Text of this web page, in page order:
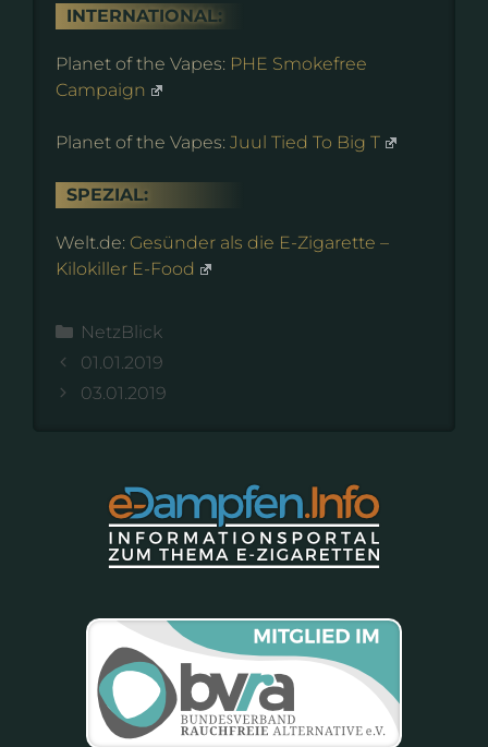
INTERNATIONAL:
Planet of the Vapes: PHE Smokefree
Campaign
Planet of the Vapes: Juul Tied To Big T
SPEZIAL:
Welt.de: Gesünder als die E-Zigarette –
Kilokiller E-Food
Kategorien
NetzBlick
01.01.2019
03.01.2019